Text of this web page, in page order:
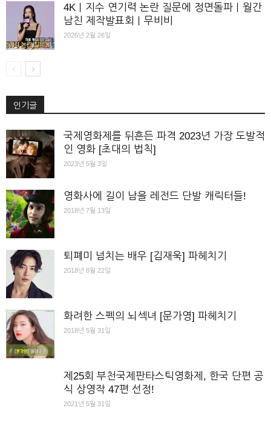
4K｜지수 연기력 논란 질문에 정면돌파｜월간
남친 제작발표회｜무비비
2026년 2월 26일
인기글
국제영화제를 뒤흔든 파격 2023년 가장 도발적
인 영화 [초대의 법칙]
2023년 5월 3일
영화사에 길이 남을 레전드 단발 캐릭터들!
2018년 7월 13일
퇴폐미 넘치는 배우 [김재욱] 파헤치기
2018년 8월 22일
화려한 스펙의 뇌섹녀 [문가영] 파헤치기
2018년 5월 31일
제25회 부천국제판타스틱영화제, 한국 단편 공
식 상영작 47편 선정!
2021년 5월 31일